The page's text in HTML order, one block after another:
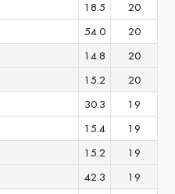
18.5
20
54.0 20
14.8
20
15.2 20
30.3
19
15.4 19
15.2
19
42.3 19